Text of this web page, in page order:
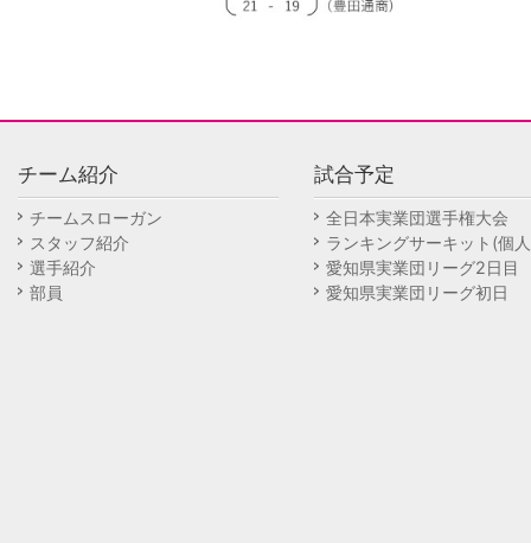
チーム紹介
チームスローガン
スタッフ紹介
選手紹介
部員
試合予定
全日本実業団選手権大会
ランキングサーキット(個
愛知県実業団リーグ2日目
愛知県実業団リーグ初日